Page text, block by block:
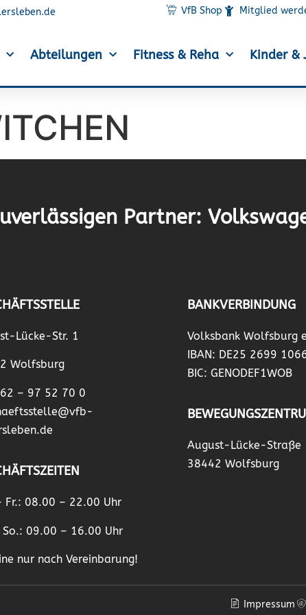
VfB Shop Mitglied
Abteilungen Fitness & Reha Kinder &
Partner:
Lücke-Str. 1
Wolfsburg
– 97 52 70 0
Fr.: 08.00 – 22.00 Uhr
So.: 09.00 – 16.00 Uhr
nur nach Vereinbarung!
BANKVERBINDUNG
Volksbank Wolfsburg
IBAN: DE25 2699
BIC: GENODEF1WOB
August-Lücke-Straße
38442 Wolfsburg
Impressum